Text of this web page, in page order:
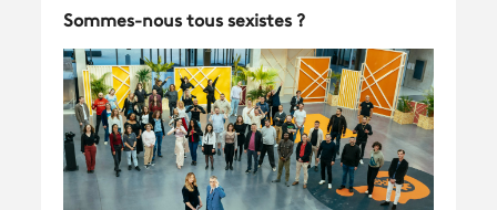
Sommes-nous tous sexistes ?